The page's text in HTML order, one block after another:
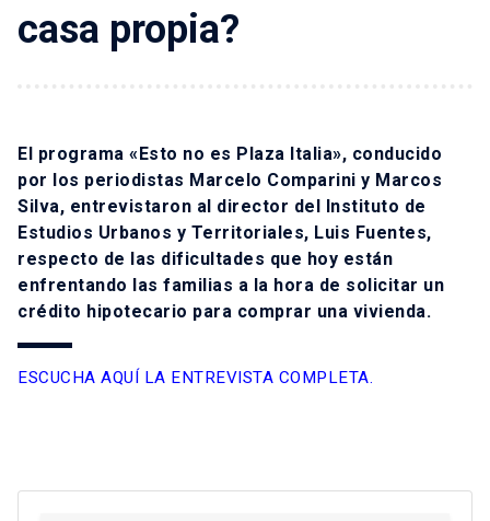
casa propia?
El programa «Esto no es Plaza Italia», conducido
por los periodistas Marcelo Comparini y Marcos
Silva, entrevistaron al director del Instituto de
Estudios Urbanos y Territoriales, Luis Fuentes,
respecto de las dificultades que hoy están
enfrentando las familias a la hora de solicitar un
crédito hipotecario para comprar una vivienda.
ESCUCHA AQUÍ LA ENTREVISTA COMPLETA.